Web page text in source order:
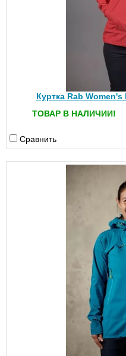
Куртка Rab
ТОВАР В НАЛИЧИИ!
Сравнить